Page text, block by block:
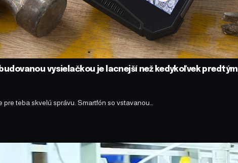
vysielačkou je lacnejší než kedykoľvek predtým
teba skvelú správu. Smartfón so vstavanou…